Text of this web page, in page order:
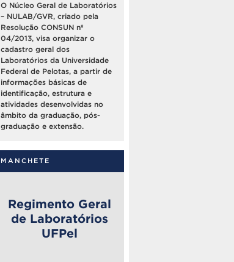
O Núcleo Geral de Laboratórios
– NULAB/GVR, criado pela
Resolução CONSUN nº
04/2013, visa organizar o
cadastro geral dos
Laboratórios da Universidade
Federal de Pelotas, a partir de
informações básicas de
identificação, estrutura e
atividades desenvolvidas no
âmbito da graduação, pós-
graduação e extensão.
MANCHETE
Regimento Geral
de Laboratórios
UFPel